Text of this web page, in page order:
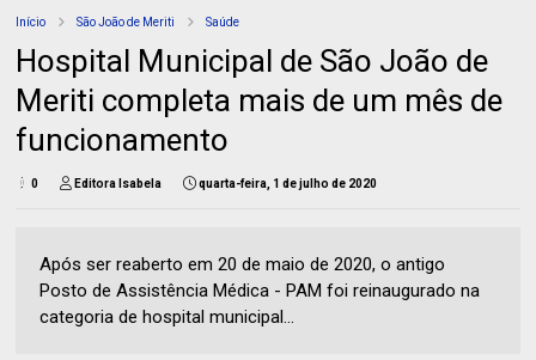
Início São João de Meriti Saúde
Hospital Municipal de São João de
Meriti completa mais de um mês de
funcionamento
0 Editora Isabela quarta-feira, 1 de julho de 2020
Após ser reaberto em 20 de maio de 2020, o antigo
Posto de Assistência Médica - PAM foi reinaugurado na
categoria de hospital municipal...